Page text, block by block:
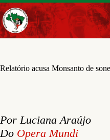
Pular
para
o
conteúdo
Relatório acusa Monsanto de
Por Luciana Araújo
Do Opera Mundi